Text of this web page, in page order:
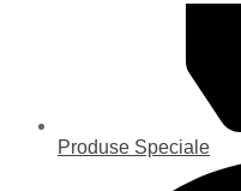
Produse Speciale